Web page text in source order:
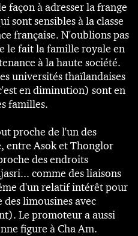
façon à adresser la frange
sont sensibles à la classe
française. N'oublions pas
le fait la famille royale en
à la haute société.
universités thaïlandaises
en diminution) sont en
familles.
proche de l'un des
entre Asok et Thonglor
des endroits
comme des liaisons
d'un relatif intérêt pour
limousines avec
Le promoteur a aussi
figure à Cha Am.